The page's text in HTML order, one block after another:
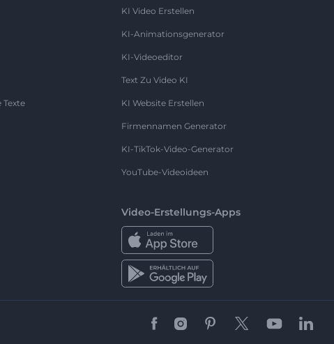
KI Video Erstellen
KI-Animationsgenerator
KI-Videoeditor
Text Zu Video KI
KI Website Erstellen
Firmennamen Generator
KI-TikTok-Video-Generator
YouTube-Videoideen
Video-Erstellungs-Apps